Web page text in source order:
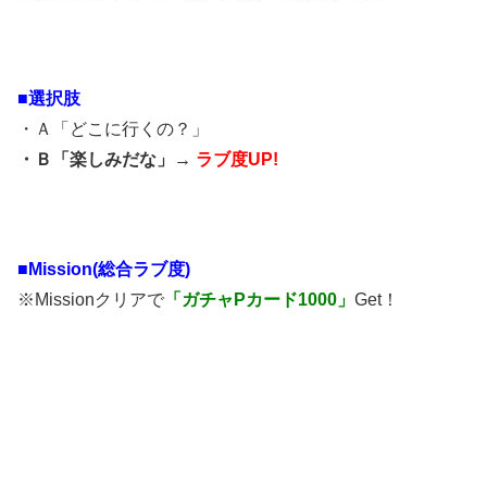
■選択肢
・Ａ「どこに行くの？」
・Ｂ「楽しみだな」→ ラブ度UP!
■Mission(総合ラブ度)
※Missionクリアで 「ガチャPカード1000」 Get！